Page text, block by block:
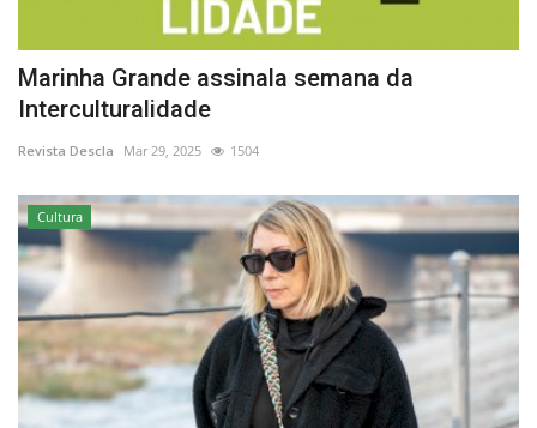
Marinha Grande assinala semana da
Interculturalidade
Revista Descla Mar 29, 2025 1504
Cultura